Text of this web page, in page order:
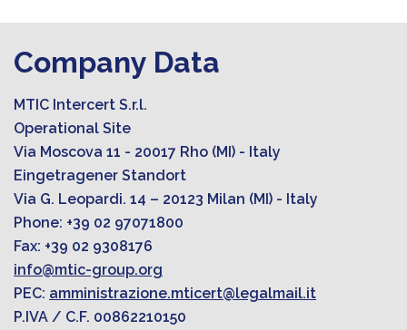
Company Data
MTIC Intercert S.r.l.
Operational Site
Via Moscova 11 - 20017 Rho (MI) - Italy
Eingetragener Standort
Via G. Leopardi. 14 – 20123 Milan (MI) - Italy
Phone: +39 02 97071800
Fax: +39 02 9308176
info@mtic-group.org
PEC: amministrazione.mticert@legalmail.it
P.IVA / C.F. 00862210150